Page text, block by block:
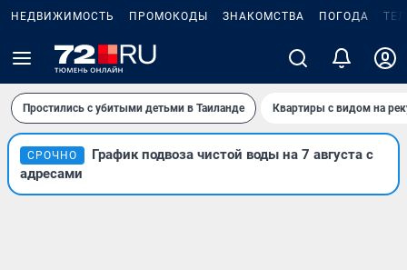
НЕДВИЖИМОСТЬ ПРОМОКОДЫ ЗНАКОМСТВА ПОГОДА
Простились с убитыми детьми в Таиланде Квартиры с видом на
СРОЧНО
График подвоза чистой воды на 7 августа с
адресами